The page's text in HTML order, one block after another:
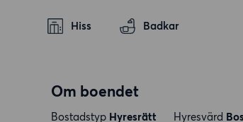
Hiss Badkar
Om boendet
Bostadstyp Hyresrätt Hyresvärd